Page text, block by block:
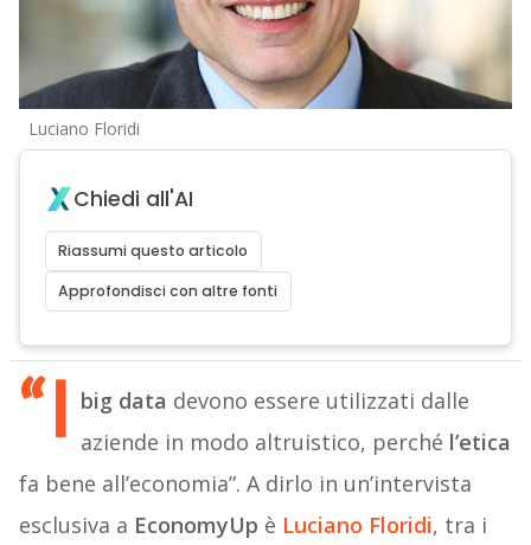
Luciano Floridi
Chiedi all'AI
Riassumi questo articolo
Approfondisci con altre fonti
“I big data devono essere utilizzati dalle
aziende in modo altruistico, perché l’etica
fa bene all’economia”. A dirlo in un’intervista
esclusiva a EconomyUp è Luciano Floridi, tra i